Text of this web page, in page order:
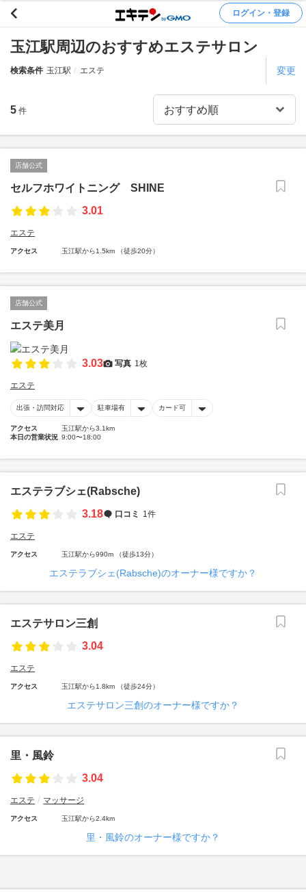
ログイン・登録
玉江駅周辺のおすすめエステサロン
検索条件 玉江駅 エステ 変更
5 件
店舗公式
セルフホワイトニング SHINE
3.01
エステ
アクセス 玉江駅から1.5km （徒歩20分）
店舗公式
エステ美月
3.03 写真 1枚
エステ
出張・訪問対応 駐車場有 カード可
アクセス
玉江駅から3.1km
本日の営業状況 9:00〜18:00
エステラブシェ(Rabsche)
3.18
口コミ 1件
エステ
アクセス 玉江駅から990m （徒歩13分）
エステラブシェ(Rabsche)のオーナー様ですか？
エステサロン三創
3.04
エステ
アクセス 玉江駅から1.8km （徒歩24分）
エステサロン三創のオーナー様ですか？
里・風鈴
3.04
エステ マッサージ
アクセス 玉江駅から2.4km
里・風鈴のオーナー様ですか？